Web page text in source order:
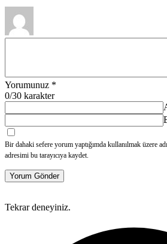
Yorumunuz *
0/30 karakter
Bir dahaki sefere yorum yaptığımda kullanılmak üzere
adresimi bu tarayıcıya kaydet.
Yorum Gönder
Tekrar deneyiniz.